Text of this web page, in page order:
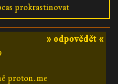
prokrastinovat
» odpovědět «
proton.me